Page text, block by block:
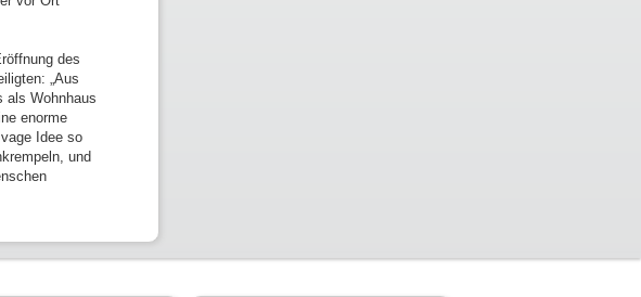
des
„Aus
als Wohnhaus
enorme
Idee so
und